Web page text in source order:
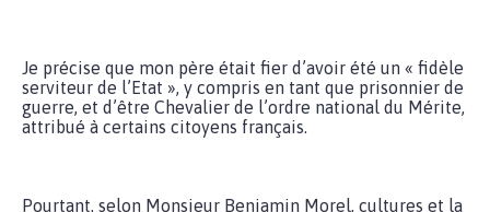
Je précise que mon père était fier d’avoir été un « fidèle
serviteur de l’Etat », y compris en tant que prisonnier de
guerre, et d’être Chevalier de l’ordre national du Mérite,
attribué à certains citoyens français.
Pourtant, selon Monsieur Benjamin Morel, cultures et la